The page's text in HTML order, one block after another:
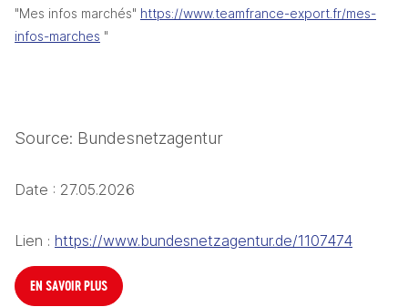
"Mes infos marchés" https://www.teamfrance-export.fr/mes-
infos-marches "
Source: Bundesnetzagentur
Date : 27.05.2026
Lien : https://www.bundesnetzagentur.de/1107474
EN SAVOIR PLUS